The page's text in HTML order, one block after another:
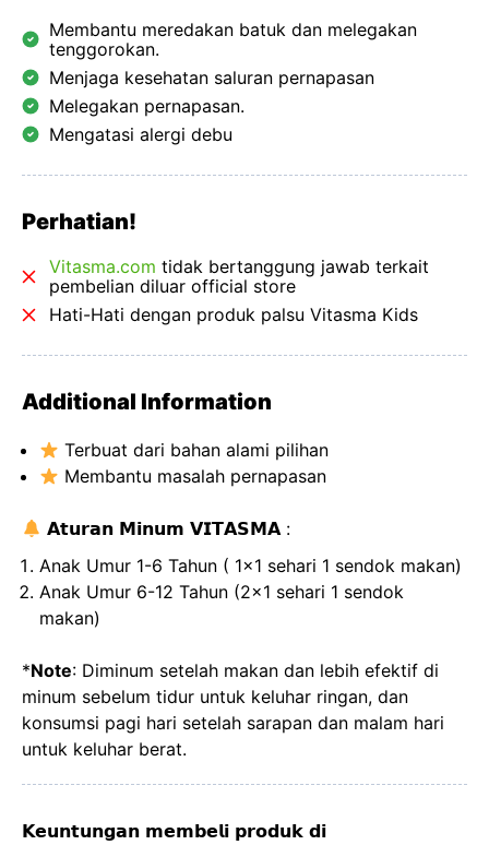
Membantu meredakan batuk dan melegakan
tenggorokan.
Menjaga kesehatan saluran pernapasan
Melegakan pernapasan.
Mengatasi alergi debu
Perhatian!
Vitasma.com tidak bertanggung jawab terkait
pembelian diluar official store
Hati-Hati dengan produk palsu Vitasma Kids
Additional Information
Terbuat dari bahan alami pilihan
Membantu masalah pernapasan
𝗔𝘁𝘂𝗿𝗮𝗻 𝗠𝗶𝗻𝘂𝗺 𝗩𝗜𝗧𝗔𝗦𝗠𝗔 :
Anak Umur 1-6 Tahun ( 1x1 sehari 1 sendok makan)
Anak Umur 6-12 Tahun (2x1 sehari 1 sendok
makan)
*Note: Diminum setelah makan dan lebih efektif di
minum sebelum tidur untuk keluhar ringan, dan
konsumsi pagi hari setelah sarapan dan malam hari
untuk keluhar berat.
𝗞𝗲𝘂𝗻𝘁𝘂𝗻𝗴𝗮𝗻 𝗺𝗲𝗺𝗯𝗲𝗹𝗶 𝗽𝗿𝗼𝗱𝘂𝗸 𝗱𝗶